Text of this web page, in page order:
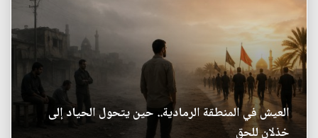
العيش في المنطقة الرمادية.. حين يتحول الحياد إلى
خذلان للحق